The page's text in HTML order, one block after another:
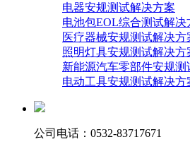
电器安规测试解决方案
电池包EOL综合测试解决
医疗器械安规测试解决方
照明灯具安规测试解决方
新能源汽车零部件安规测
电动工具安规测试解决方
公司电话：0532-83717671